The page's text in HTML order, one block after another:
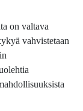
on valtava
vahvistetaan